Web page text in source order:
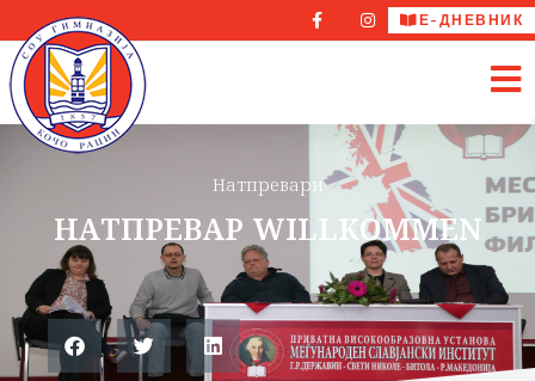
Е-ДНЕВНИК
Натпревари
НАТПРЕВАР WILLKOMMEN